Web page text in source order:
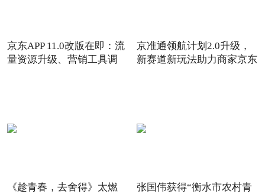
京东APP 11.0改版在即：流
量资源升级、营销工具调
京准通领航计划2.0升级，
新赛道新玩法助力商家京东
《趁青春，去舍得》太燃
张国伟获得“衡水市农村青